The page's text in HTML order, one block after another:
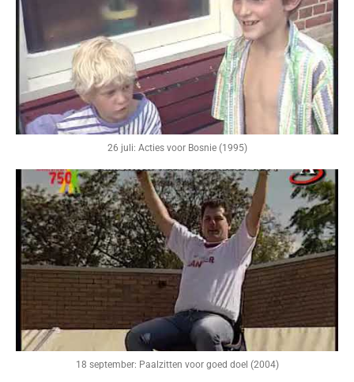
26 juli: Acties voor Bosnie (1995)
18 september: Paalzitten voor goed doel (2004)